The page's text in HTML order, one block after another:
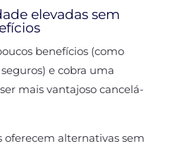
elevadas sem
benefícios (como
e cobra uma
mais vantajoso cancelá-
alternativas sem